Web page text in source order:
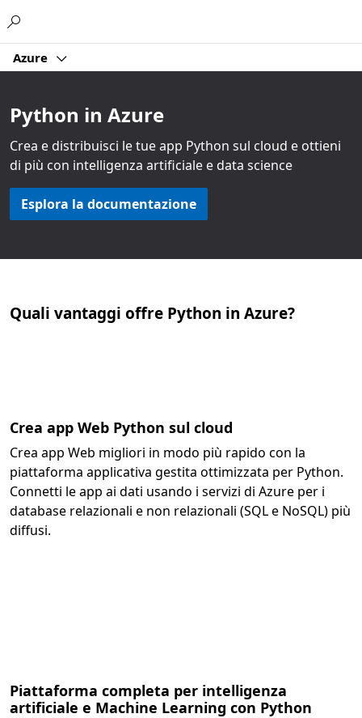
Azure
Python in Azure
Crea e distribuisci le tue app Python sul cloud e ottieni
di più con intelligenza artificiale e data science
Esplora la documentazione
Quali vantaggi offre Python in Azure?
Crea app Web Python sul cloud
Crea app Web migliori in modo più rapido con la
piattaforma applicativa gestita ottimizzata per Python.
Connetti le app ai dati usando i servizi di Azure per i
database relazionali e non relazionali (SQL e NoSQL) più
diffusi.
Piattaforma completa per intelligenza
artificiale e Machine Learning con Python